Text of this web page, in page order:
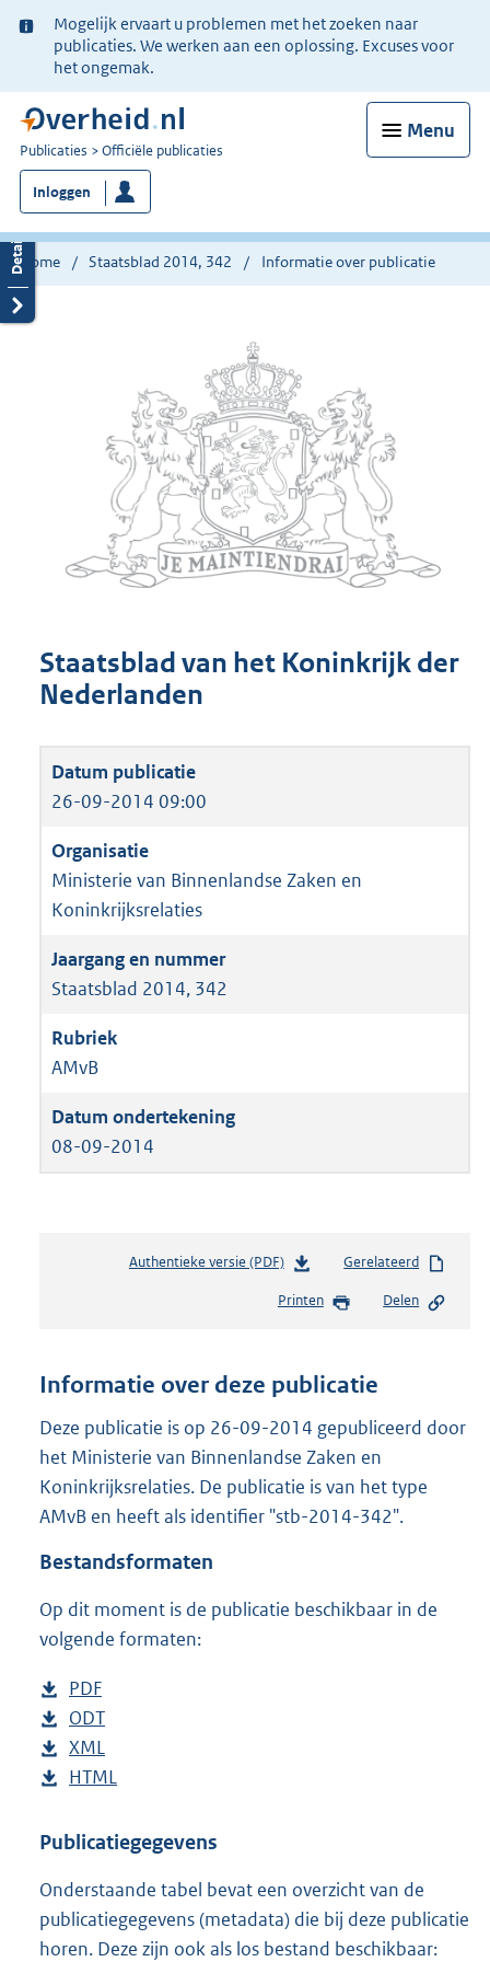
Ter
informatie:
Mogelijk ervaart u problemen met het zoeken naar
publicaties. We werken aan een oplossing. Excuses voor
het ongemak.
Menu
U
bent
nu
hier:
Publicaties Officiële publicaties
Inloggen
Home Staatsblad 2014, 342 Informatie over publicatie
Staatsblad van het Koninkrijk der
Nederlanden
26-09-2014 09:00
Ministerie van Binnenlandse Zaken en
Koninkrijksrelaties
Staatsblad 2014, 342
AMvB
08-09-2014
Authentieke versie (PDF)b
s
n
s
r
o
o
:
Gerelateerd
Printen Delen
Informatie over deze publicatie
Deze publicatie is op 26-09-2014 gepubliceerd door
het Ministerie van Binnenlandse Zaken en
Koninkrijksrelaties. De publicatie is van het type
AMvB en heeft als identifier "stb-2014-342".
Bestandsformaten
Op dit moment is de publicatie beschikbaar in de
volgende formaten:
D
o
w
n
o
d
p
u
PDF
e
s
t
n
s
g
r
D
o
w
l
a
d
p
ODT
s
a
d
s
g
D
o
n
o
a
d
XML
e
t
n
d
s
D
w
l
o
a
HTML
s
a
n
d
Publicatiegegevens
Onderstaande tabel bevat een overzicht van de
publicatiegegevens (metadata) die bij deze publicatie
horen. Deze zijn ook als los bestand beschikbaar: